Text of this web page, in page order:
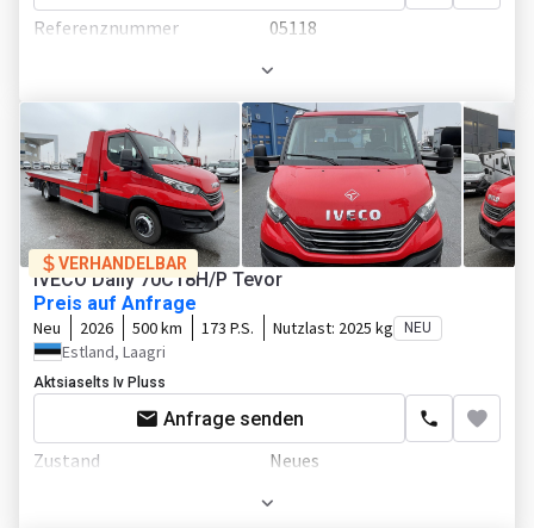
Fahrgestell/Federung
4x2
4220 mm
ABS
ESP - Fahrdynamikregelung
Kraftstofftank
80L
Anhängerkupplung
Aufbau
Portaltüren
Schiebetür
Referenznummer
05118
1800 kg
7550 mm
Breite
2320 mm
Höhe
2570 mm
Fahrgestell/Federung
Achsanzahl 1-Achse
Kabine
Heizung
Liegezahl
3
WC
VERHANDELBAR
IVECO Daily 70C18H/P Tevor
Preis auf Anfrage
Neu 2026 500 km 173 P.S. Nutzlast: 2025 kg NEU
Estland, Laagri
Aktsiaselts Iv Pluss
Anfrage senden
Zustand
Neues
08.01.2026